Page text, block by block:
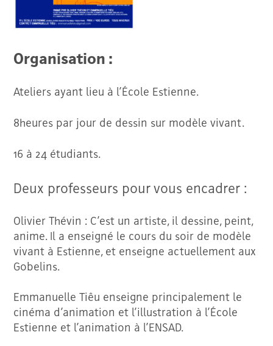
Organisation :
Ateliers ayant lieu à l’École Estienne.
8heures par jour de dessin sur modèle vivant.
16 à 24 étudiants.
Deux professeurs pour vous encadrer :
Olivier Thévin : C’est un artiste, il dessine, peint,
anime. Il a enseigné le cours du soir de modèle
vivant à Estienne, et enseigne actuellement aux
Gobelins.
Emmanuelle Tiêu enseigne principalement le
cinéma d’animation et l’illustration à l’École
Estienne et l’animation à l’ENSAD.